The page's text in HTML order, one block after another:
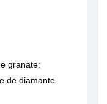
granate:
de diamante